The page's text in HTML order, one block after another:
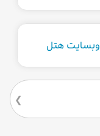
وبسایت هتل